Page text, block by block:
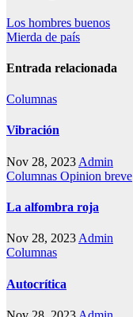
Los hombres buenos
Mierda de país
Entrada relacionada
Columnas
Vibración
Nov 28, 2023 Admin
Columnas Opinion breve
La alfombra roja
Nov 28, 2023 Admin
Columnas
Autocrítica